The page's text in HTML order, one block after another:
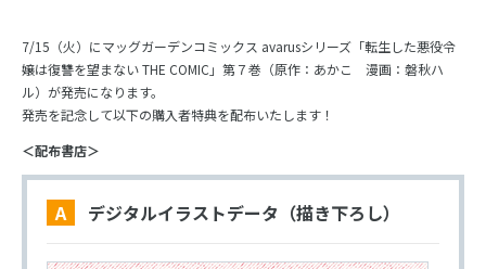
7/15（火）にマッグガーデンコミックス avarusシリーズ「転生した悪役令
嬢は復讐を望まない THE COMIC」第７巻（原作：あかこ 漫画：磐秋ハ
ル）が発売になります。
発売を記念して以下の購入者特典を配布いたします！
＜配布書店＞
A デジタルイラストデータ（描き下ろし）